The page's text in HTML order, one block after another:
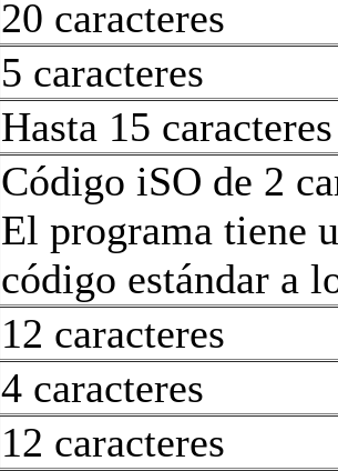
20 caracteres
5 caracteres
Hasta 15 caracteres
Código iSO de 2
El programa tiene
código estándar a
12 caracteres
4 caracteres
12 caracteres